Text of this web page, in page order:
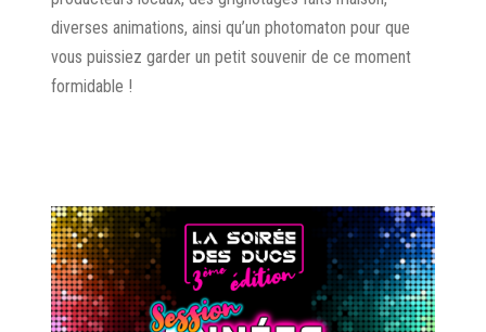
diverses animations, ainsi qu’un photomaton pour que
vous puissiez garder un petit souvenir de ce moment
formidable !